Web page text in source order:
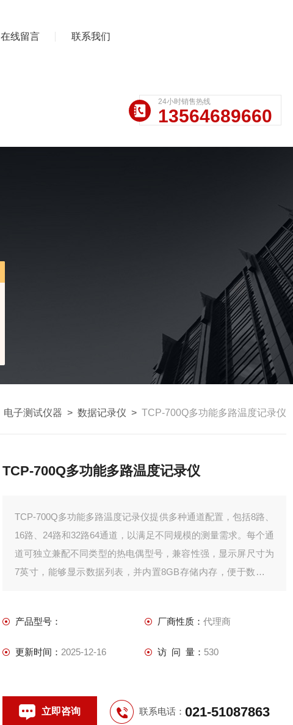
在线留言 联系我们
24小时销售热线
13564689660
电子测试仪器 > 数据记录仪 > TCP-700Q多功能多路温度记录仪
TCP-700Q多功能多路温度记录仪
TCP-700Q多功能多路温度记录仪提供多种通道配置，包括8路、
16路、24路和32路64通道，以满足不同规模的测量需求。‌每个通
道可独立兼配不同类型的热电偶型号，兼容性强，显示屏尺寸为
7英寸，能够显示数据列表，并内置8GB存储内存，便于数据保
产品型号： 厂商性质： 代理商
更新时间： 2025-12-16 访 问 量： 530
立即咨询 联系电话： 021-51087863